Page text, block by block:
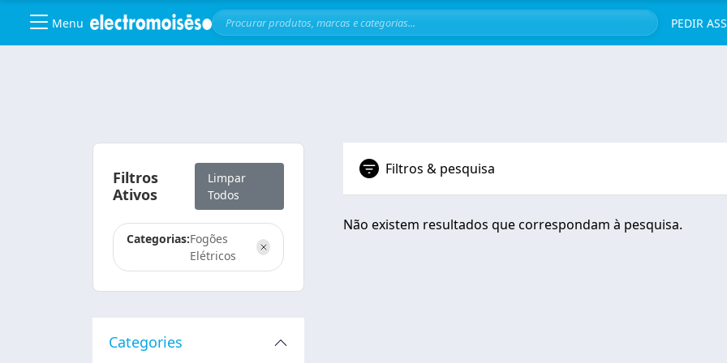
Menu PEDIR
Filtros & pesquisa
Não existem resultados que correspondam à pesquisa.
Filtros
Ativos
Limpar
Todos
Categorias:Fogões
Elétricos
Categories